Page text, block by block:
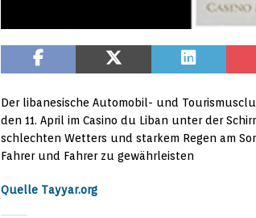
Der libanesische Automobil- und
den 11. April im Casino du Liban unter der
schlechten Wetters und starkem Regen am
Fahrer und Fahrer zu gewährleisten
Quelle Tayyar.org